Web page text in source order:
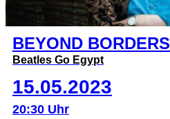
BEYOND BORDERS
Beatles Go Egypt
15.05.2023
20:30 Uhr